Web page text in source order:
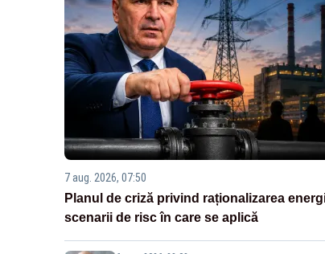
7 aug. 2026, 07:50
Planul de criză privind raționalizarea
scenarii de risc în care se aplică